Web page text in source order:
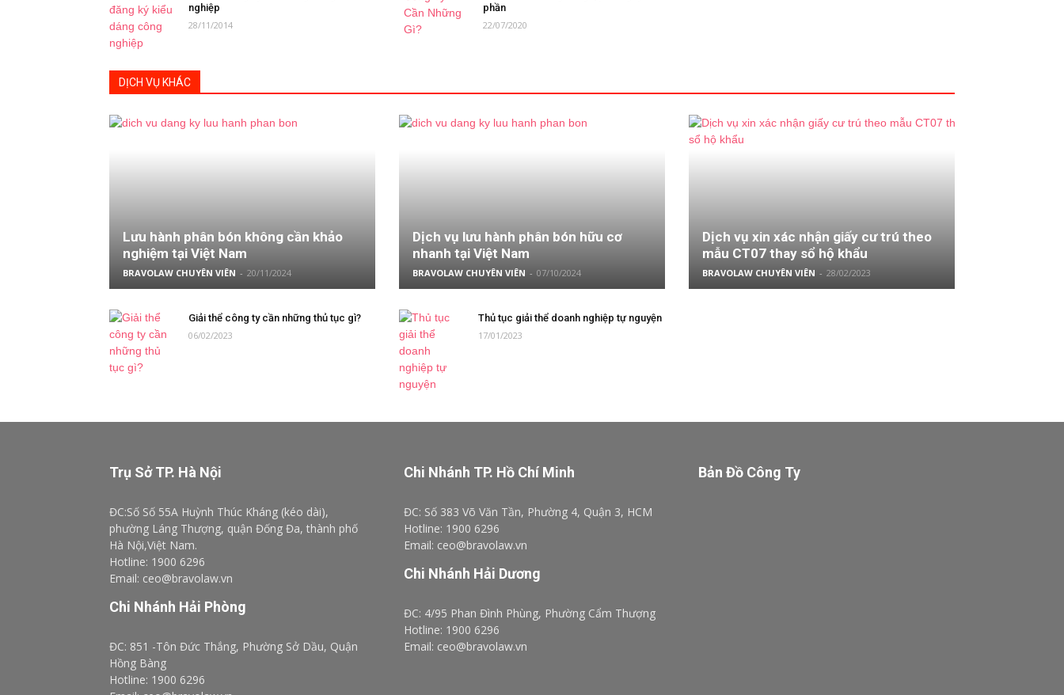
nghiệp
28/11/2014
phần
22/07/2020
DỊCH VỤ KHÁC
Lưu hành phân bón không cần khảo
nghiệm tại Việt Nam
BRAVOLAW CHUYÊN VIÊN - 20/11/2024
Dịch vụ lưu hành phân bón hữu cơ
nhanh tại Việt Nam
BRAVOLAW CHUYÊN VIÊN - 07/10/2024
Dịch vụ xin xác nhận giấy cư trú theo
mẫu CT07 thay sổ hộ khẩu
BRAVOLAW CHUYÊN VIÊN - 28/02/2023
Giải thể công ty cần những thủ tục gì?
06/02/2023
Thủ tục giải thể doanh nghiệp tự nguyện
17/01/2023
Trụ Sở TP. Hà Nội
ĐC:Số Số 55A Huỳnh Thúc Kháng (kéo dài),
phường Láng Thượng, quận Đống Đa, thành phố
Hà Nội,Việt Nam.
Hotline: 1900 6296
Email: ceo@bravolaw.vn
Chi Nhánh Hải Phòng
ĐC: 851 -Tôn Đức Thắng, Phường Sở Dầu, Quận
Hồng Bàng
Hotline: 1900 6296
Chi Nhánh TP. Hồ Chí Minh
ĐC: Số 383 Võ Văn Tần, Phường 4, Quận 3, HCM
Hotline: 1900 6296
Email: ceo@bravolaw.vn
Chi Nhánh Hải Dương
ĐC: 4/95 Phan Đình Phùng, Phường Cẩm Thượng
Hotline: 1900 6296
Email: ceo@bravolaw.vn
Bản Đồ Công Ty